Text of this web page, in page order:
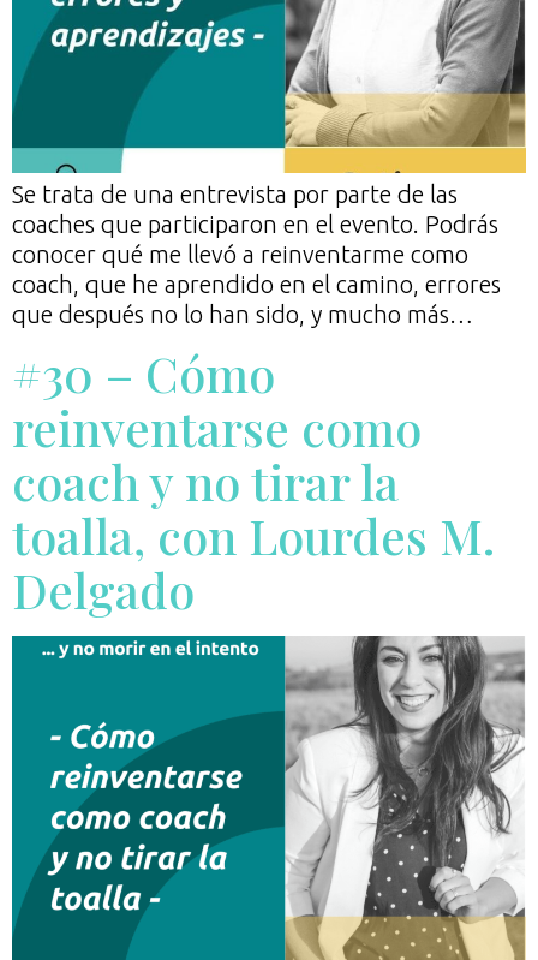
Se trata de una entrevista por parte de las
coaches que participaron en el evento. Podrás
conocer qué me llevó a reinventarme como
coach, que he aprendido en el camino, errores
que después no lo han sido, y mucho más…⁣
#30 – Cómo
reinventarse como
coach y no tirar la
toalla, con Lourdes M.
Delgado